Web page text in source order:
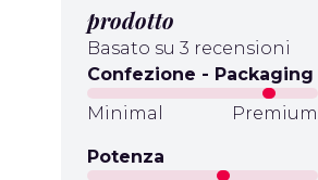
prodotto
Basato su 3 recensioni
Confezione - Packaging
Minimal
Premium
Potenza